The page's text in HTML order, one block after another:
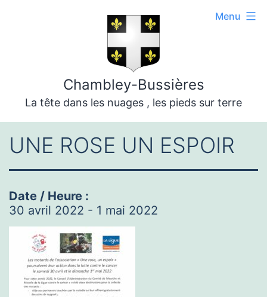
Chambley-Bussières
La tête dans les nuages , les pieds sur terre
Menu
UNE ROSE UN ESPOIR
Date / Heure :
30 avril 2022 - 1 mai 2022